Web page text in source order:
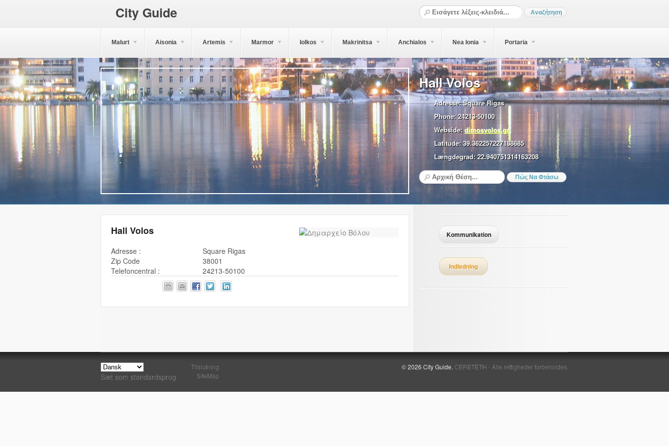
City Guide
Malurt Aisonia Artemis Marmor Iolkos Makrinitsa Anchialos Nea Ionia Portaria
Hall Volos
Adresse:Square Rigas
Phone:24213-50100
Webside: dimosvolos.gr
Latitude:39.362257227188685
Længdegrad:22.940751314163208
Hall Volos
Adresse :
Square Rigas
Zip Code
38001
Telefoncentral :
24213-50100
Kommunikation
Indledning
Sæt som standardsprog
Tilslutning
SiteMap
© 2026 City Guide. CERETETH - Alle rettigheder forbeholdes.